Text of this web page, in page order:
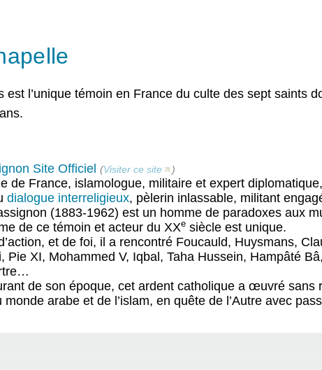
est l’unique témoin en France du culte des sept saints
Site Officiel (Visiter ce site )
de France, islamologue, militaire et expert
dialogue interreligieux, pèlerin inlassable, militant
(1883-1962) est un homme de paradoxes aux
de ce témoin et acteur du XXe siècle est unique.
et de foi, il a rencontré Foucauld, Huysmans,
Pie XI, Mohammed V, Iqbal, Taha Hussein, Hampâté
de son époque, cet ardent catholique a œuvré sans
arabe et de l’islam, en quête de l’Autre avec